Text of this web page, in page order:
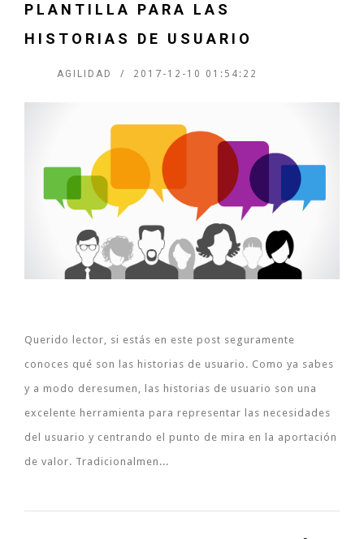
PLANTILLA PARA LAS
HISTORIAS DE USUARIO
AGILIDAD 2017-12-10 01:54:22
Querido lector, si estás en este post seguramente
conoces qué son las historias de usuario. Como ya sabes
y a modo deresumen, las historias de usuario son una
excelente herramienta para representar las necesidades
del usuario y centrando el punto de mira en la aportación
de valor. Tradicionalmen...